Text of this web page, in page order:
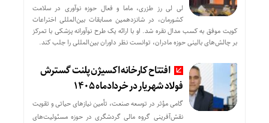
لی لی رز طزری، ماما و فعال حوزه نوآوری در سلامت
کشورمان، در شانزدهمین مسابقات بین‌المللی اختراعات
کویت موفق به کسب مدال نقره شد. او با ارائه یک طرح نوآورانه پزشکی با تمرکز
بر چالش‌های بالینی حوزه مادران، توانست نظر داوران بین‌المللی را جلب کند.
افتتاح کارخانه اکسیژن پلنت گسترش
فولاد شهریار در خردادماه ۱۴۰۵
گامی مؤثر در توسعه صنعت، تأمین نیازهای حیاتی و تقویت
نقش‌آفرینی گروه مالی گردشگری در حوزه مسئولیت‌های